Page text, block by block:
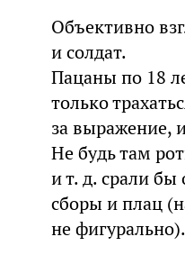
Объективно
и солдат.
Пацаны по 18
только
за выражение,
Не будь там
и т. д. срали
сборы и плац
не фигурально).